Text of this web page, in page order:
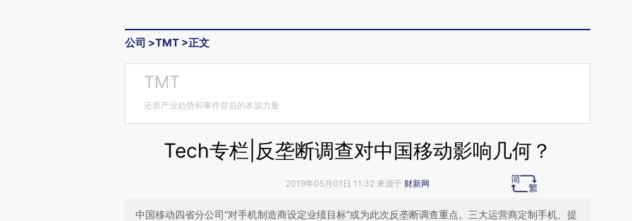
公司 >TMT >正文
TMT
还原产业趋势和事件背后的本源力量
Tech专栏|反垄断调查对中国移动影响几何？
2019年05月01日 11:32 来源于 财新网
中国移动四省分公司“对手机制造商设定业绩目标”或为此次反垄断调查重点。三大运营商定制手机、提